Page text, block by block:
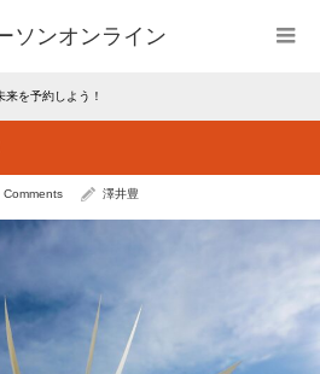
ソンオンライン
来を予約しよう！
Comments 澤井豊